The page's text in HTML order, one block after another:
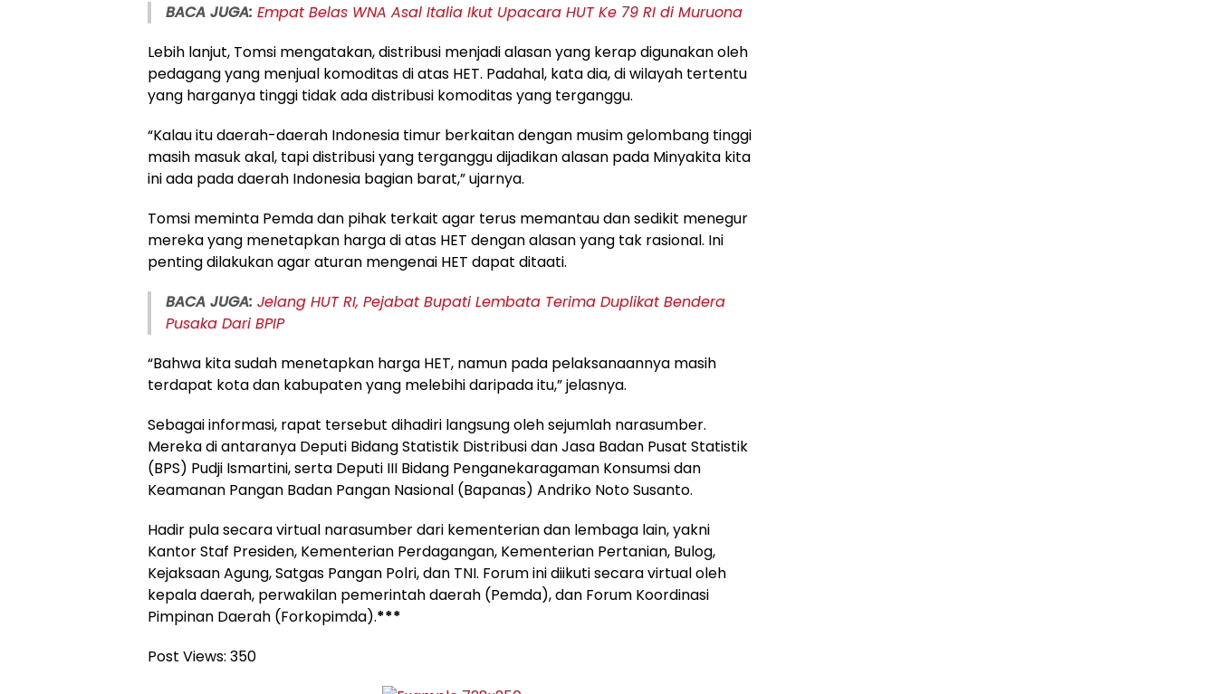
BACA JUGA: Empat Belas WNA Asal Italia Ikut Upacara HUT Ke 79 RI di Muruona
Lebih lanjut, Tomsi mengatakan, distribusi menjadi alasan yang kerap digunakan oleh
pedagang yang menjual komoditas di atas HET. Padahal, kata dia, di wilayah tertentu
yang harganya tinggi tidak ada distribusi komoditas yang terganggu.
“Kalau itu daerah-daerah Indonesia timur berkaitan dengan musim gelombang tinggi
masih masuk akal, tapi distribusi yang terganggu dijadikan alasan pada Minyakita kita
ini ada pada daerah Indonesia bagian barat,” ujarnya.
Tomsi meminta Pemda dan pihak terkait agar terus memantau dan sedikit menegur
mereka yang menetapkan harga di atas HET dengan alasan yang tak rasional. Ini
penting dilakukan agar aturan mengenai HET dapat ditaati.
BACA JUGA: Jelang HUT RI, Pejabat Bupati Lembata Terima Duplikat Bendera
Pusaka Dari BPIP
“Bahwa kita sudah menetapkan harga HET, namun pada pelaksanaannya masih
terdapat kota dan kabupaten yang melebihi daripada itu,” jelasnya.
Sebagai informasi, rapat tersebut dihadiri langsung oleh sejumlah narasumber.
Mereka di antaranya Deputi Bidang Statistik Distribusi dan Jasa Badan Pusat Statistik
(BPS) Pudji Ismartini, serta Deputi III Bidang Penganekaragaman Konsumsi dan
Keamanan Pangan Badan Pangan Nasional (Bapanas) Andriko Noto Susanto.
Hadir pula secara virtual narasumber dari kementerian dan lembaga lain, yakni
Kantor Staf Presiden, Kementerian Perdagangan, Kementerian Pertanian, Bulog,
Kejaksaan Agung, Satgas Pangan Polri, dan TNI. Forum ini diikuti secara virtual oleh
kepala daerah, perwakilan pemerintah daerah (Pemda), dan Forum Koordinasi
Pimpinan Daerah (Forkopimda).***
Post Views: 350